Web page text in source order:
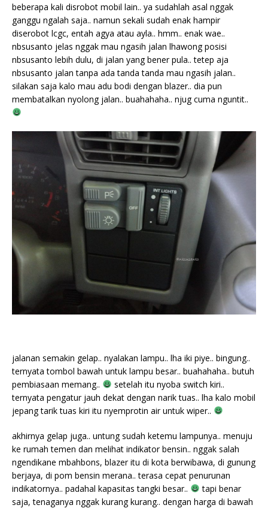
beberapa kali disrobot mobil lain.. ya sudahlah asal nggak
ganggu ngalah saja.. namun sekali sudah enak hampir
diserobot lcgc, entah agya atau ayla.. hmm.. enak wae..
nbsusanto jelas nggak mau ngasih jalan lhawong posisi
nbsusanto lebih dulu, di jalan yang bener pula.. tetep aja
nbsusanto jalan tanpa ada tanda tanda mau ngasih jalan..
silakan saja kalo mau adu bodi dengan blazer.. dia pun
membatalkan nyolong jalan.. buahahaha.. njug cuma nguntit..
jalanan semakin gelap.. nyalakan lampu.. lha iki piye.. bingung..
ternyata tombol bawah untuk lampu besar.. buahahaha.. butuh
pembiasaan memang..
setelah itu nyoba switch kiri..
ternyata pengatur jauh dekat dengan narik tuas.. lha kalo mobil
jepang tarik tuas kiri itu nyemprotin air untuk wiper..
akhirnya gelap juga.. untung sudah ketemu lampunya.. menuju
ke rumah temen dan melihat indikator bensin.. nggak salah
ngendikane mbahbons, blazer itu di kota berwibawa, di gunung
berjaya, di pom bensin merana.. terasa cepat penurunan
indikatornya.. padahal kapasitas tangki besar..
tapi benar
saja, tenaganya nggak kurang kurang.. dengan harga di bawah